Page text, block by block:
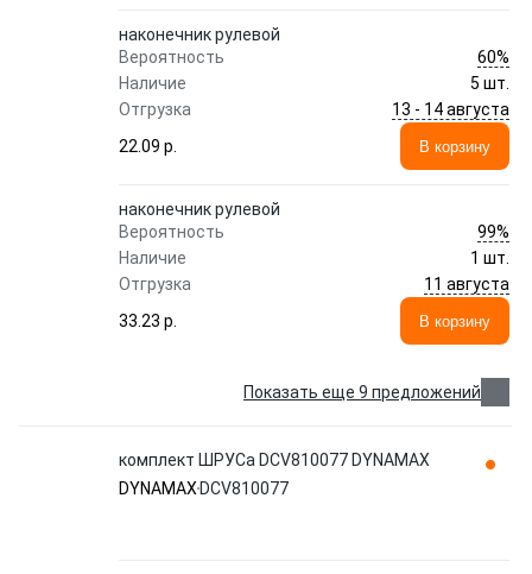
наконечник рулевой
Вероятность
60%
Наличие
5 шт.
Отгрузка
13 - 14 августа
22.09 p.
В корзину
наконечник рулевой
Вероятность
99%
Наличие
1 шт.
Отгрузка
11 августа
33.23 p.
В корзину
Показать еще 9 предложений
комплект ШРУСа DCV810077 DYNAMAX
DYNAMAX DCV810077